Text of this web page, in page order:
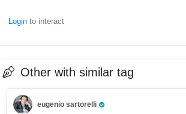
Login to interact
Other with similar tag
eugenio sartorelli
Pro Trader